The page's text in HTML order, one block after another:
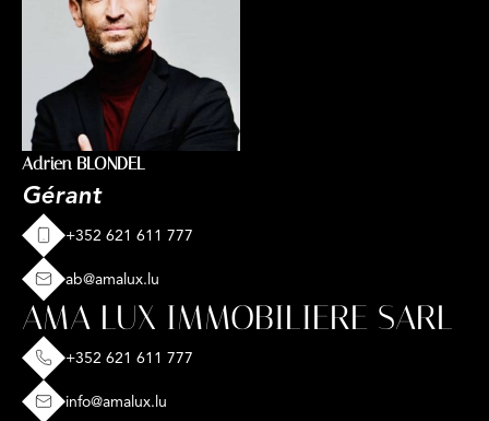
Adrien BLONDEL
Gérant
+352 621 611 777
ab@amalux.lu
AMA LUX IMMOBILIERE SARL
+352 621 611 777
info@amalux.lu